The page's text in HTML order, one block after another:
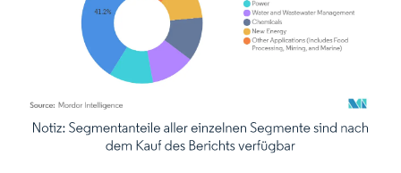
Bild © Mordor Intelligence. Wiederverwendung erfordert Namensnennung